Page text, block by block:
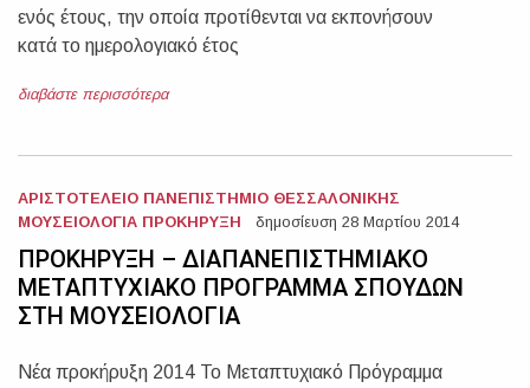
ενός έτους, την οποία προτίθενται να εκπονήσουν
κατά το ημερολογιακό έτος
διαβάστε περισσότερα
ΑΡΙΣΤΟΤΕΛΕΙΟ ΠΑΝΕΠΙΣΤΗΜΙΟ ΘΕΣΣΑΛΟΝΙΚΗΣ
ΜΟΥΣΕΙΟΛΟΓΙΑ ΠΡΟΚΗΡΥΞΗ
δημοσίευση 28 Μαρτίου 2014
ΠΡΟΚΗΡΥΞΗ – ΔΙΑΠΑΝΕΠΙΣΤΗΜΙΑΚΟ
ΜΕΤΑΠΤΥΧΙΑΚΟ ΠΡΟΓΡΑΜΜΑ ΣΠΟΥΔΩΝ
ΣΤΗ ΜΟΥΣΕΙΟΛΟΓΙΑ
Νέα προκήρυξη 2014 Το Μεταπτυχιακό Πρόγραμμα